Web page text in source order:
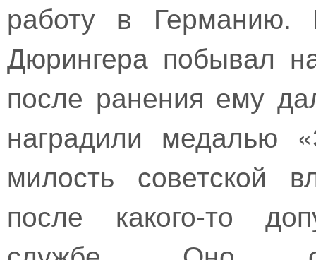
работу в Германию.
Дюрингера побывал
после ранения ему
наградили медалью
милость советской
после какого-то